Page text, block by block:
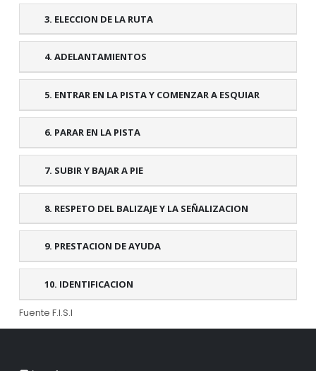
3. ELECCION DE LA RUTA
4. ADELANTAMIENTOS
5. ENTRAR EN LA PISTA Y COMENZAR A ESQUIAR
6. PARAR EN LA PISTA
7. SUBIR Y BAJAR A PIE
8. RESPETO DEL BALIZAJE Y LA SEÑALIZACION
9. PRESTACION DE AYUDA
10. IDENTIFICACION
Fuente F.I.S.I